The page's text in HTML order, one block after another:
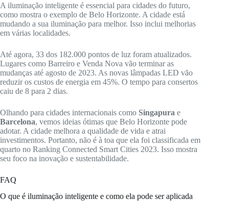
A iluminação inteligente é essencial para cidades do futuro,
como mostra o exemplo de Belo Horizonte. A cidade está
mudando a sua iluminação para melhor. Isso inclui melhorias
em várias localidades.
Até agora, 33 dos 182.000 pontos de luz foram atualizados.
Lugares como Barreiro e Venda Nova vão terminar as
mudanças até agosto de 2023. As novas lâmpadas LED vão
reduzir os custos de energia em 45%. O tempo para consertos
caiu de 8 para 2 dias.
Olhando para cidades internacionais como Singapura e
Barcelona, vemos ideias ótimas que Belo Horizonte pode
adotar. A cidade melhora a qualidade de vida e atrai
investimentos. Portanto, não é à toa que ela foi classificada em
quarto no Ranking Connected Smart Cities 2023. Isso mostra
seu foco na inovação e sustentabilidade.
FAQ
O que é iluminação inteligente e como ela pode ser aplicada